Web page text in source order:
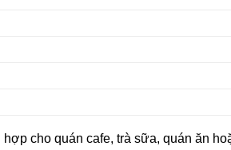
cho quán cafe, trà sữa, quán ăn